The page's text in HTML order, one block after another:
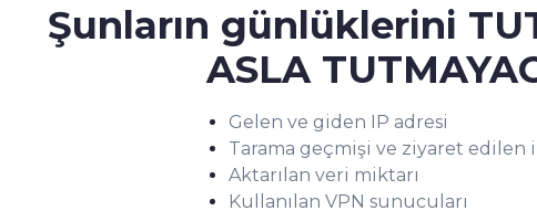
Şunların günlüklerini
ASLA
Gelen ve giden IP adresi
Tarama geçmişi ve ziyaret
Aktarılan veri miktarı
Kullanılan VPN sunucuları